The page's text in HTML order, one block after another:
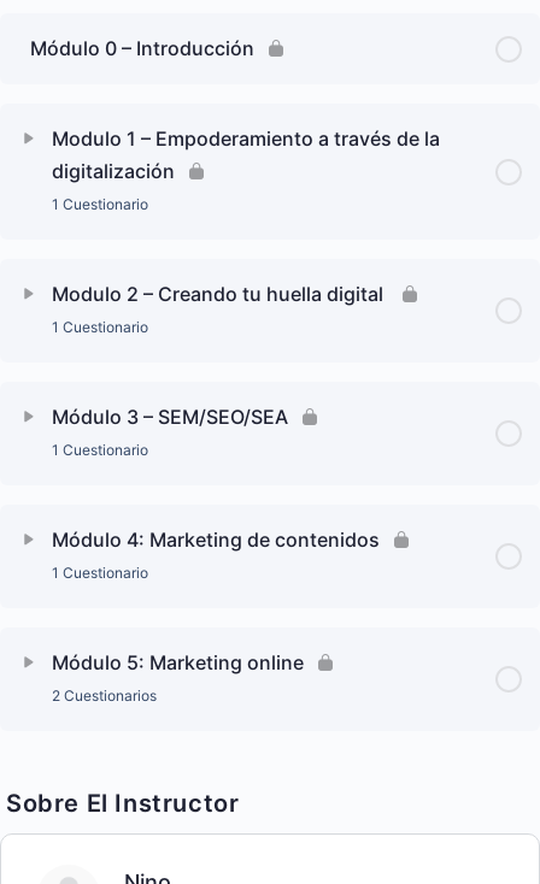
Módulo 0 – Introducción
Modulo 1 – Empoderamiento a través de la
digitalización
1 Cuestionario
Modulo 2 – Creando tu huella digital
1 Cuestionario
Módulo 3 – SEM/SEO/SEA
1 Cuestionario
Módulo 4: Marketing de contenidos
1 Cuestionario
Módulo 5: Marketing online
2 Cuestionarios
Sobre El Instructor